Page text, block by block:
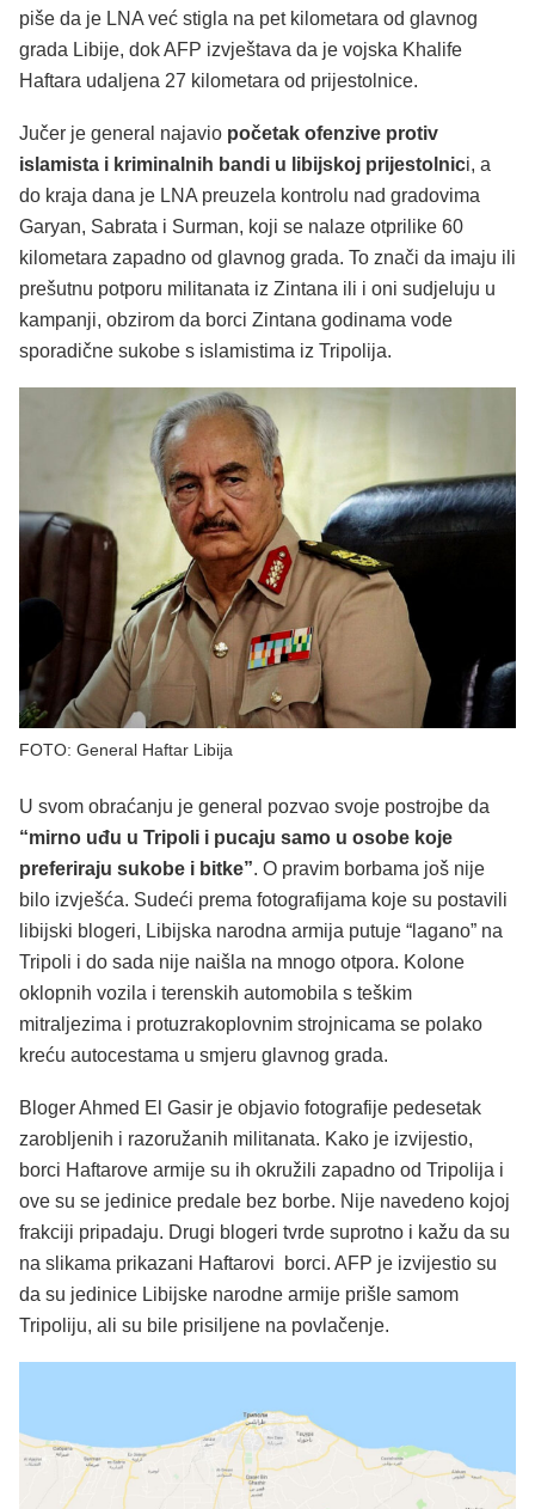
piše da je LNA već stigla na pet kilometara od glavnog
grada Libije, dok AFP izvještava da je vojska Khalife
Haftara udaljena 27 kilometara od prijestolnice.
Jučer je general najavio početak ofenzive protiv
islamista i kriminalnih bandi u libijskoj prijestolnici, a
do kraja dana je LNA preuzela kontrolu nad gradovima
Garyan, Sabrata i Surman, koji se nalaze otprilike 60
kilometara zapadno od glavnog grada. To znači da imaju ili
prešutnu potporu militanata iz Zintana ili i oni sudjeluju u
kampanji, obzirom da borci Zintana godinama vode
sporadične sukobe s islamistima iz Tripolija.
FOTO: General Haftar Libija
U svom obraćanju je general pozvao svoje postrojbe da
“mirno uđu u Tripoli i pucaju samo u osobe koje
preferiraju sukobe i bitke”. O pravim borbama još nije
bilo izvješća. Sudeći prema fotografijama koje su postavili
libijski blogeri, Libijska narodna armija putuje “lagano” na
Tripoli i do sada nije naišla na mnogo otpora. Kolone
oklopnih vozila i terenskih automobila s teškim
mitraljezima i protuzrakoplovnim strojnicama se polako
kreću autocestama u smjeru glavnog grada.
Bloger Ahmed El Gasir je objavio fotografije pedesetak
zarobljenih i razoružanih militanata. Kako je izvijestio,
borci Haftarove armije su ih okružili zapadno od Tripolija i
ove su se jedinice predale bez borbe. Nije navedeno kojoj
frakciji pripadaju. Drugi blogeri tvrde suprotno i kažu da su
na slikama prikazani Haftarovi borci. AFP je izvijestio su
da su jedinice Libijske narodne armije prišle samom
Tripoliju, ali su bile prisiljene na povlačenje.